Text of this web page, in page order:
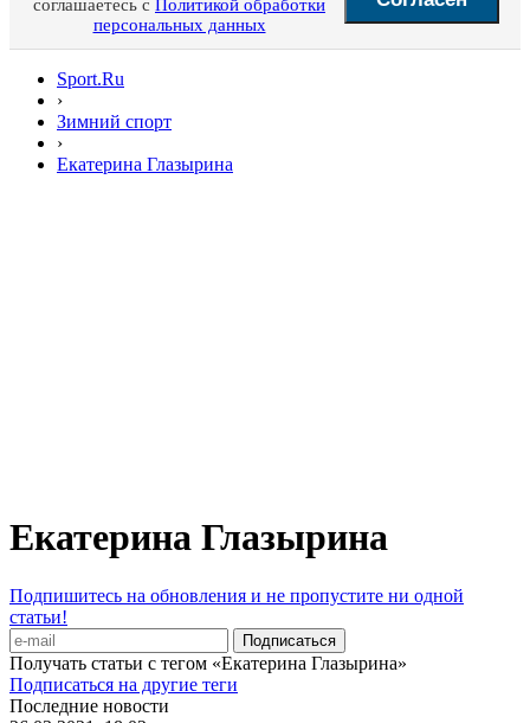
соглашаетесь с Политикой обработки
персональных данных
Sport.Ru
›
Зимний спорт
›
Екатерина Глазырина
Екатерина Глазырина
Подпишитесь на обновления и не пропустите ни одной
статьи!
Получать статьи с тегом «Екатерина Глазырина»
Подписаться на другие теги
Последние новости